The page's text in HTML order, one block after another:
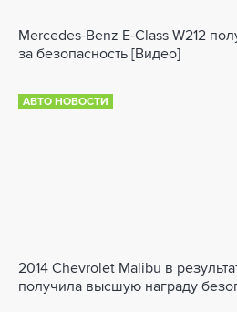
Mercedes-Benz E-Class W212
за безопасность [Видео]
АВТО НОВОСТИ
2014 Chevrolet Malibu в
получила высшую награду